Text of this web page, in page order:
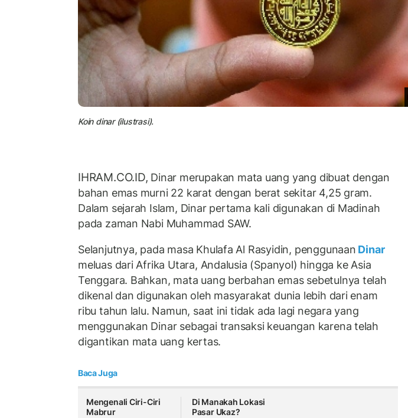
Koin dinar (ilustrasi).
IHRAM.CO.ID, Dinar merupakan mata uang yang dibuat dengan
bahan emas murni 22 karat dengan berat sekitar 4,25 gram.
Dalam sejarah Islam, Dinar pertama kali digunakan di Madinah
pada zaman Nabi Muhammad SAW.
Selanjutnya, pada masa Khulafa Al Rasyidin, penggunaan Dinar
meluas dari Afrika Utara, Andalusia (Spanyol) hingga ke Asia
Tenggara. Bahkan, mata uang berbahan emas sebetulnya telah
dikenal dan digunakan oleh masyarakat dunia lebih dari enam
ribu tahun lalu. Namun, saat ini tidak ada lagi negara yang
menggunakan Dinar sebagai transaksi keuangan karena telah
digantikan mata uang kertas.
Baca Juga
Mengenali Ciri-Ciri
Mabrur
Di Manakah Lokasi
Pasar Ukaz?